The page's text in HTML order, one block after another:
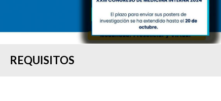
REQUISITOS